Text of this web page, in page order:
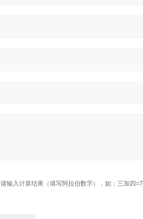
请输入计算结果（填写阿拉伯数字），如：三加四=7